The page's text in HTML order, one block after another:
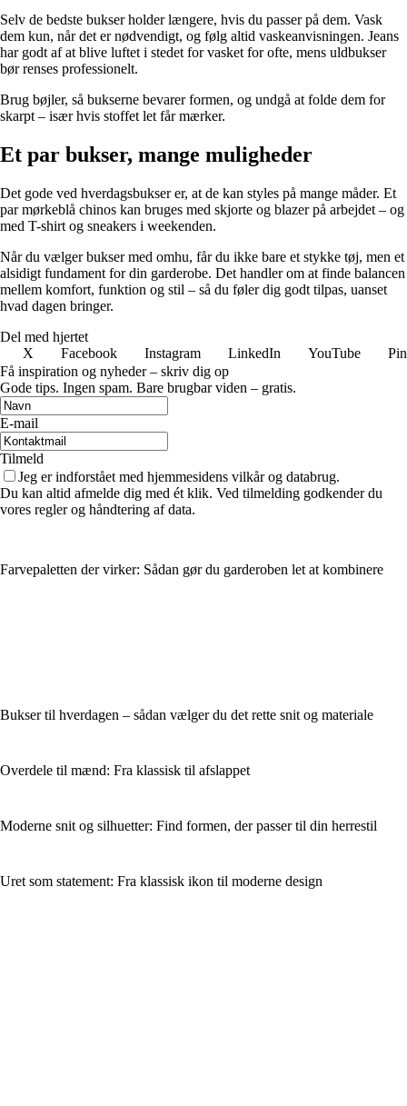
Selv de bedste bukser holder længere, hvis du passer på dem. Vask
dem kun, når det er nødvendigt, og følg altid vaskeanvisningen. Jeans
har godt af at blive luftet i stedet for vasket for ofte, mens uldbukser
bør renses professionelt.
Brug bøjler, så bukserne bevarer formen, og undgå at folde dem for
skarpt – især hvis stoffet let får mærker.
Et par bukser, mange muligheder
Det gode ved hverdagsbukser er, at de kan styles på mange måder. Et
par mørkeblå chinos kan bruges med skjorte og blazer på arbejdet – og
med T-shirt og sneakers i weekenden.
Når du vælger bukser med omhu, får du ikke bare et stykke tøj, men et
alsidigt fundament for din garderobe. Det handler om at finde balancen
mellem komfort, funktion og stil – så du føler dig godt tilpas, uanset
hvad dagen bringer.
Del med hjertet
X
Facebook Instagram LinkedIn YouTube
Få inspiration og nyheder – skriv dig op
Gode tips. Ingen spam. Bare brugbar viden – gratis.
E-mail
Tilmeld
Jeg er indforstået med hjemmesidens vilkår og databrug.
Du kan altid afmelde dig med ét klik. Ved tilmelding godkender du
vores regler og håndtering af data.
Farvepaletten der virker: Sådan gør du garderoben let at kombinere
Bukser til hverdagen – sådan vælger du det rette snit og materiale
Overdele til mænd: Fra klassisk til afslappet
Moderne snit og silhuetter: Find formen, der passer til din herrestil
Uret som statement: Fra klassisk ikon til moderne design